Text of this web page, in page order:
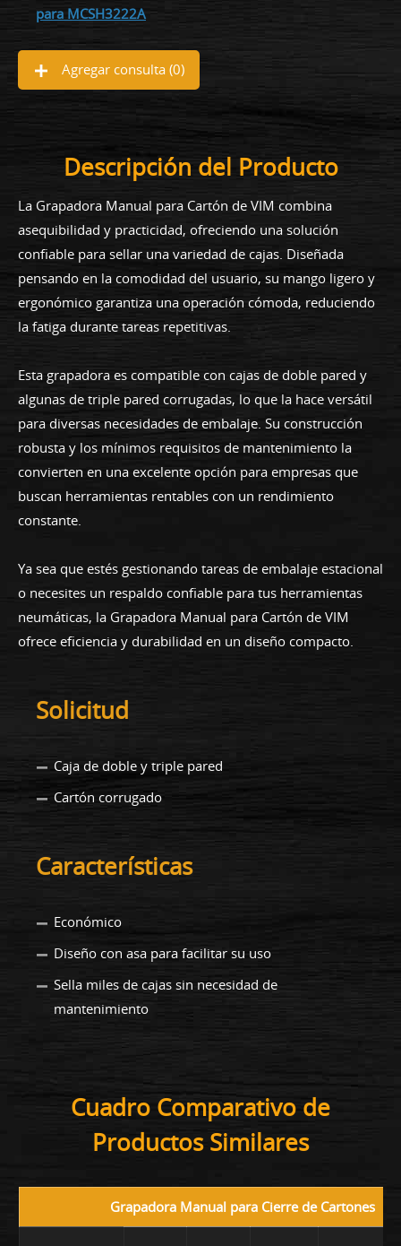
para MCSH3222A
Agregar consulta (0)
Descripción del Producto
La Grapadora Manual para Cartón de VIM combina
asequibilidad y practicidad, ofreciendo una solución
confiable para sellar una variedad de cajas. Diseñada
pensando en la comodidad del usuario, su mango ligero y
ergonómico garantiza una operación cómoda, reduciendo
la fatiga durante tareas repetitivas.
Esta grapadora es compatible con cajas de doble pared y
algunas de triple pared corrugadas, lo que la hace versátil
para diversas necesidades de embalaje. Su construcción
robusta y los mínimos requisitos de mantenimiento la
convierten en una excelente opción para empresas que
buscan herramientas rentables con un rendimiento
constante.
Ya sea que estés gestionando tareas de embalaje estacional
o necesites un respaldo confiable para tus herramientas
neumáticas, la Grapadora Manual para Cartón de VIM
ofrece eficiencia y durabilidad en un diseño compacto.
Solicitud
Caja de doble y triple pared
Cartón corrugado
Características
Económico
Diseño con asa para facilitar su uso
Sella miles de cajas sin necesidad de
mantenimiento
Cuadro Comparativo de
Productos Similares
Grapadora Manual para Cierre de Cartones